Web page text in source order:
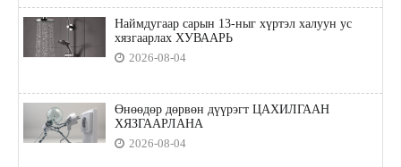
Наймдугаар сарын 13-ныг хүртэл халуун ус
хязгаарлах ХУВААРЬ
2026-08-04
Өнөөдөр дөрвөн дүүрэгт ЦАХИЛГААН
ХЯЗГААРЛАНА
2026-08-04